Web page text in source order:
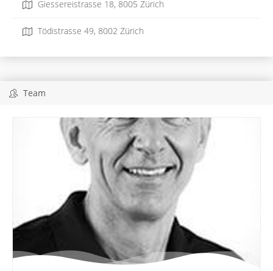
Giessereistrasse 18, 8005 Zürich
Tödistrasse 49, 8002 Zürich
Team